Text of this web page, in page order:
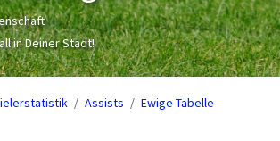
in Deiner Stadt!
Assists
Ewige Tabelle